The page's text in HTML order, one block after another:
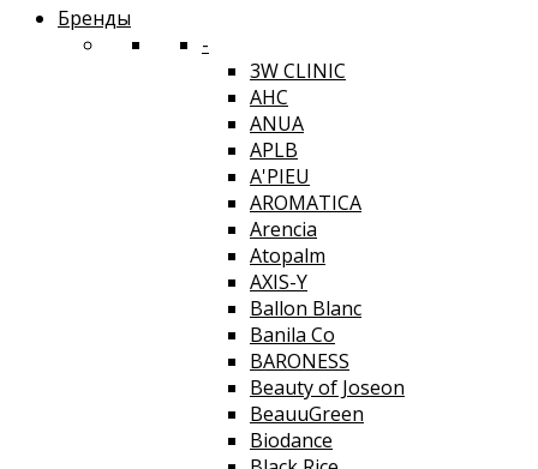
Бренды
-
3W CLINIC
AHC
ANUA
APLB
A'PIEU
AROMATICA
Arencia
Atopalm
AXIS-Y
Ballon Blanc
Banila Co
BARONESS
Beauty of Joseon
BeauuGreen
Biodance